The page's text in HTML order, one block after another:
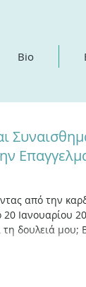
Bio
από την
Ιανουαρίου
τη δουλειά μου;